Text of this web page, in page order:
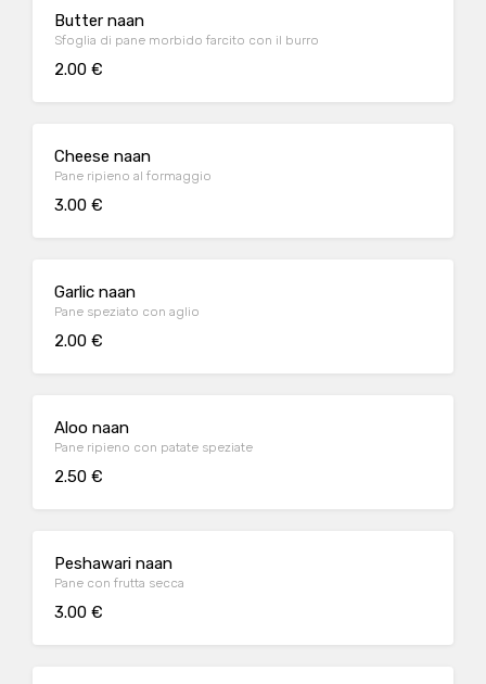
Butter naan
Sfoglia di pane morbido farcito con il burro
2.00 €
Cheese naan
Pane ripieno al formaggio
3.00 €
Garlic naan
Pane speziato con aglio
2.00 €
Aloo naan
Pane ripieno con patate speziate
2.50 €
Peshawari naan
Pane con frutta secca
3.00 €